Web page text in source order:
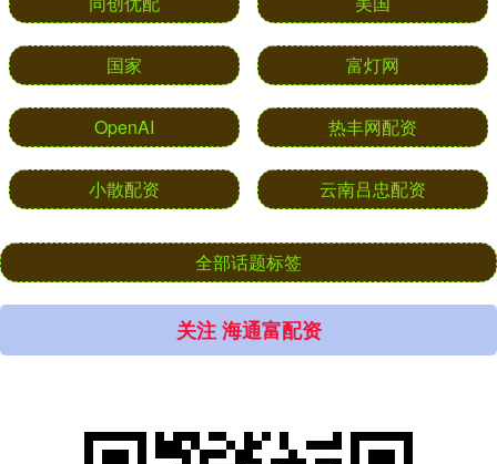
国家 富灯网
OpenAI 热丰网配资
小散配资 云南吕忠配资
全部话题标签
关注 海通富配资